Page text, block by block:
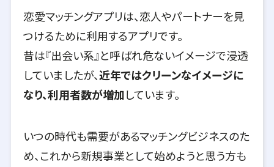
恋愛マッチングアプリは、恋人やパートナーを見
つけるために利用するアプリです。
昔は『出会い系』と呼ばれ危ないイメージで浸透
していましたが、近年ではクリーンなイメージに
なり、利用者数が増加 しています。
いつの時代も需要があるマッチングビジネスのた
め、これから新規事業として始めようと思う方も